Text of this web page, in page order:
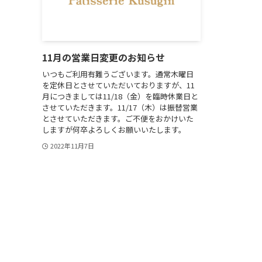
11月の営業日変更のお知らせ
いつもご利用有難うございます。通常木曜日
を定休日とさせていただいておりますが、11
月につきましては11/18（金）を臨時休業日と
させていただきます。11/17（木）は振替営業
とさせていただきます。ご不便をおかけいた
しますが何卒よろしくお願いいたします。
2022年11月7日